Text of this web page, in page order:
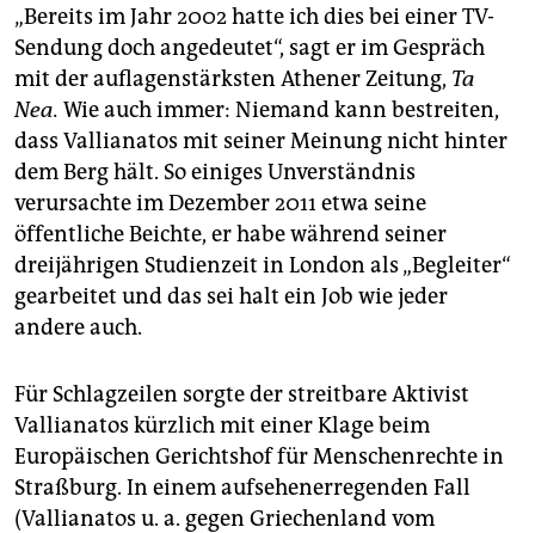
„Bereits im Jahr 2002 hatte ich dies bei einer TV-
Sendung doch angedeutet“, sagt er im Gespräch
mit der auflagenstärksten Athener Zeitung, Ta
Nea. Wie auch immer: Niemand kann bestreiten,
dass Vallianatos mit seiner Meinung nicht hinter
dem Berg hält. So einiges Unverständnis
verursachte im Dezember 2011 etwa seine
öffentliche Beichte, er habe während seiner
dreijährigen Studienzeit in London als „Begleiter“
gearbeitet und das sei halt ein Job wie jeder
andere auch.
Für Schlagzeilen sorgte der streitbare Aktivist
Vallianatos kürzlich mit einer Klage beim
Europäischen Gerichtshof für Menschenrechte in
Straßburg. In einem aufsehenerregenden Fall
(Vallianatos u. a. gegen Griechenland vom